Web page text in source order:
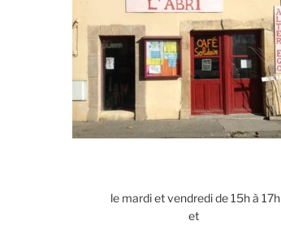
le mardi et vendredi de 15h à 17h
et